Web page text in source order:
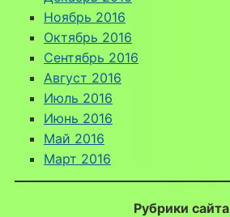
Ноябрь 2016
Октябрь 2016
Сентябрь 2016
Август 2016
Июль 2016
Июнь 2016
Май 2016
Март 2016
Рубрики сайта